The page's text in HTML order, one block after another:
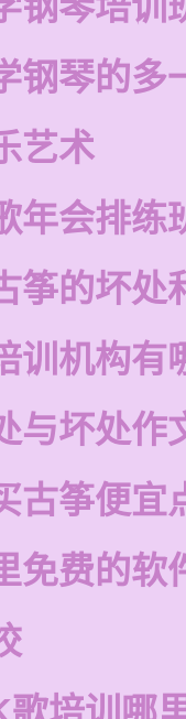
钢琴的多
艺术
年会排练
筝的坏处
训机构有
与坏处作
古筝便宜
免费的软